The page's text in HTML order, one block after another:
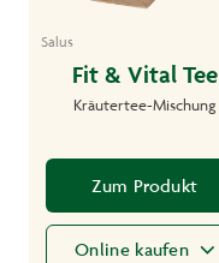
Salus
Fit & Vital Tee
Kräutertee-Mischung
Zum Produkt
Online kaufen